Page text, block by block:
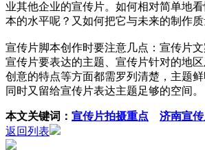
业其他企业的宣传片。如何相对简单地
本的水平呢？又如何把它与未来的制作
宣传片脚本创作时要注意几点：宣传片文
宣传片要表达的主题、宣传片针对的地
创意的特点等方面都需罗列清楚，主题鲜
同时又留给宣传片表达主题足够的空间。
本文关键词： 宣传片拍摄重点
济南宣
返回列表